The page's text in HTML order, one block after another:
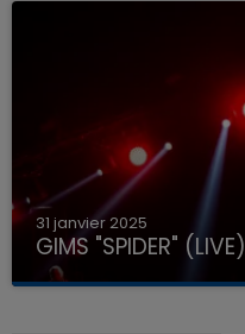
31 janvier 2025
GIMS "SPIDER" (LIVE)